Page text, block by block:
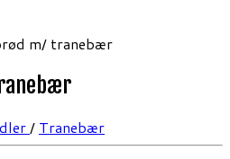
m/ tranebær
/ Tranebær